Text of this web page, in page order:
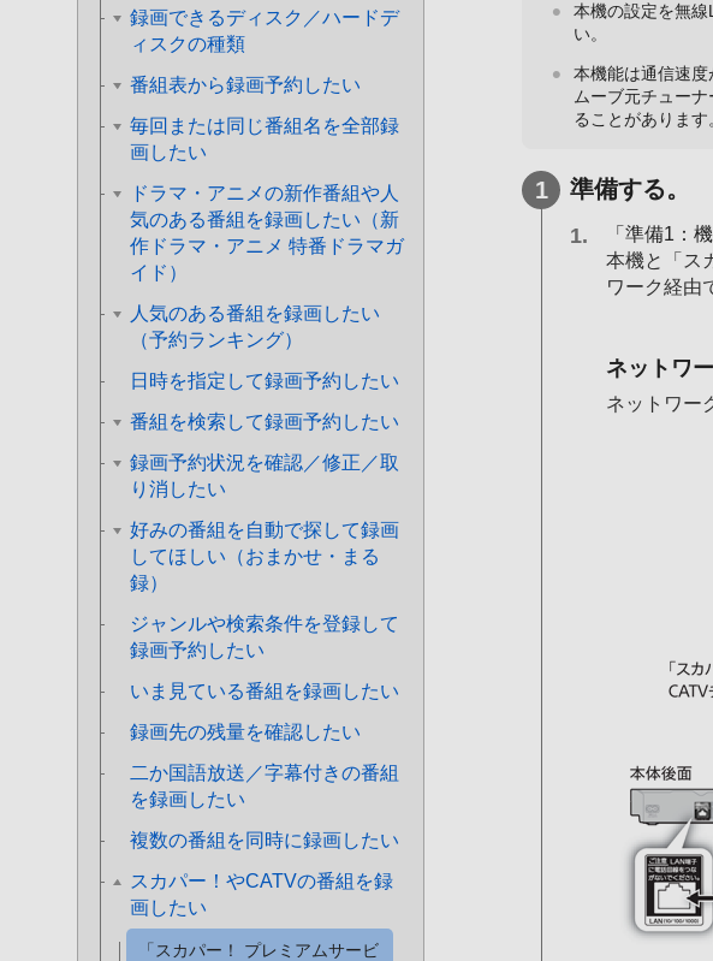
録画できるディスク／ハードデ
ィスクの種類
番組表から録画予約したい
毎回または同じ番組名を全部録
画したい
ドラマ・アニメの新作番組や人
気のある番組を録画したい（新
作ドラマ・アニメ 特番ドラマガ
イド）
人気のある番組を録画したい
（予約ランキング）
日時を指定して録画予約したい
番組を検索して録画予約したい
録画予約状況を確認／修正／取
り消したい
好みの番組を自動で探して録画
してほしい（おまかせ・まる
録）
ジャンルや検索条件を登録して
録画予約したい
いま見ている番組を録画したい
録画先の残量を確認したい
二か国語放送／字幕付きの番組
を録画したい
複数の番組を同時に録画したい
スカパー！やCATVの番組を録
画したい
「スカパー！ プレミアムサービ
本機の設定を無
い。
本機能は通信速度
ムーブ元チュー
ることがありま
準備する。
「準備1：
本機と「ス
ワーク経由
ネットワ
ネットワー